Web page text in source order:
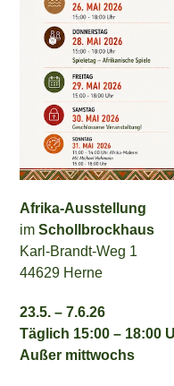
Afrika-Ausstellung
imSchollbrockhaus
Karl-Brandt-Weg 1
44629 Herne
23.5. – 7.6.26
Täglich 15:00 – 18:00
Außer mittwochs